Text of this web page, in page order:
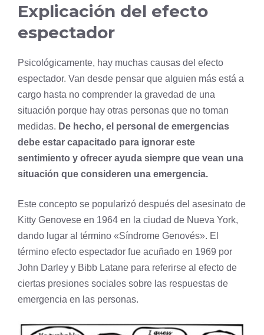
Explicación del efecto
espectador
Psicológicamente, hay muchas causas del efecto
espectador. Van desde pensar que alguien más está a
cargo hasta no comprender la gravedad de una
situación porque hay otras personas que no toman
medidas. De hecho, el personal de emergencias
debe estar capacitado para ignorar este
sentimiento y ofrecer ayuda siempre que vean una
situación que consideren una emergencia.
Este concepto se popularizó después del asesinato de
Kitty Genovese en 1964 en la ciudad de Nueva York,
dando lugar al término «Síndrome Genovés». El
término efecto espectador fue acuñado en 1969 por
John Darley y Bibb Latane para referirse al efecto de
ciertas presiones sociales sobre las respuestas de
emergencia en las personas.